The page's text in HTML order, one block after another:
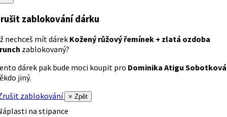
zablokování dárku
nechceš mít dárek Kožený růžový řemínek + zlatá ozdoba
zablokovaný?
dárek pak bude moci koupit pro Dominika Atigu Sobotková
jiný.
zablokování
× Zpět